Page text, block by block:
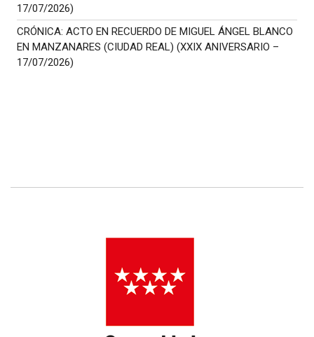
17/07/2026)
CRÓNICA: ACTO EN RECUERDO DE MIGUEL ÁNGEL BLANCO
EN MANZANARES (CIUDAD REAL) (XXIX ANIVERSARIO –
17/07/2026)